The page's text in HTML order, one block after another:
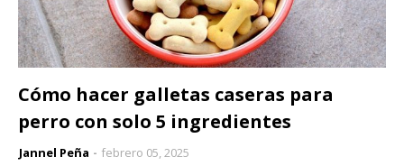
Cómo hacer galletas caseras para
perro con solo 5 ingredientes
Jannel Peña
febrero 05, 2025